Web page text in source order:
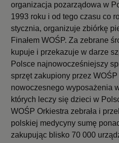
organizacja pozarządowa w
1993 roku i od tego czasu co
stycznia, organizuje zbiórkę
Finałem WOŚP. Za zebrane
kupuje i przekazuje w darze
Polsce najnowocześniejszy
sprzęt zakupiony przez
nowoczesnego wyposażenia
których leczy się dzieci w
WOŚP Orkiestra zebrała i
polskiej medycyny sumę
zakupując blisko 70 000